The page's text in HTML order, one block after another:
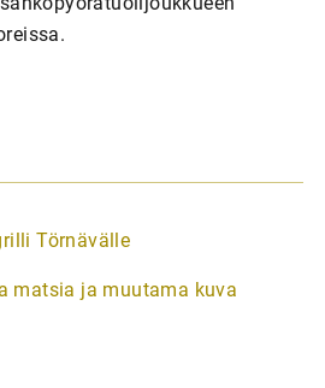
Törnävälle
matsia ja muutama kuva